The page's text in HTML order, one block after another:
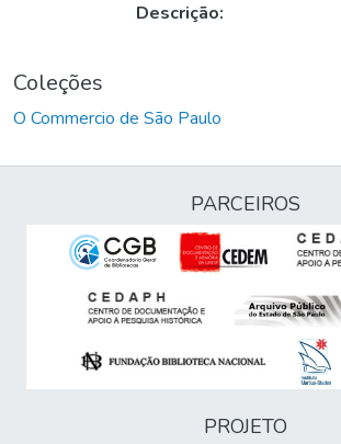
Descrição:
Coleções
O Commercio de São Paulo
PARCEIROS
PROJETO